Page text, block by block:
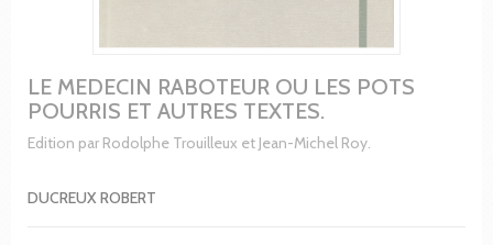
LE MEDECIN RABOTEUR OU LES POTS
POURRIS ET AUTRES TEXTES.
Edition par Rodolphe Trouilleux et Jean-Michel Roy.
DUCREUX ROBERT